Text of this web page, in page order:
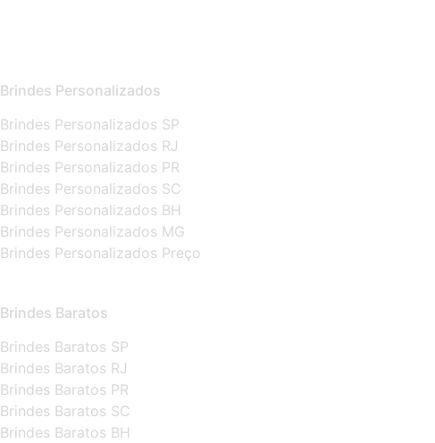
Brindes Personalizados
Brindes Personalizados SP
Brindes Personalizados RJ
Brindes Personalizados PR
Brindes Personalizados SC
Brindes Personalizados BH
Brindes Personalizados MG
Brindes Personalizados Preço
Brindes Baratos
Brindes Baratos SP
Brindes Baratos RJ
Brindes Baratos PR
Brindes Baratos SC
Brindes Baratos BH